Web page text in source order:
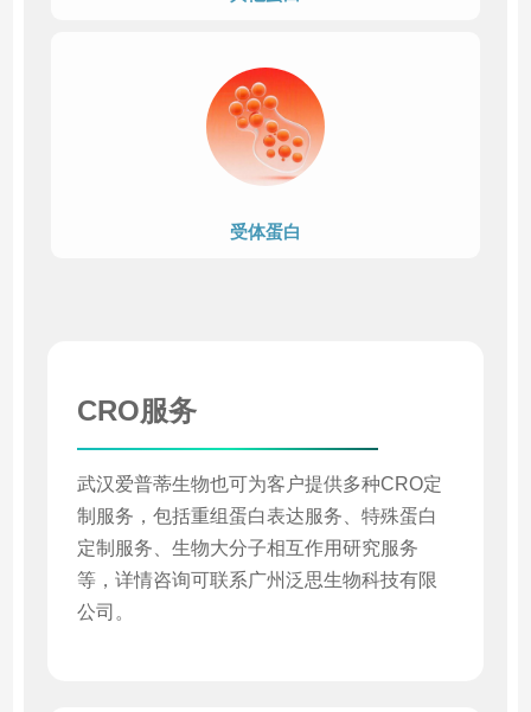
受体蛋白
CRO服务
武汉爱普蒂生物也可为客户提供多种CRO定
制服务，包括重组蛋白表达服务、特殊蛋白
定制服务、生物大分子相互作用研究服务
等，详情咨询可联系广州泛思生物科技有限
公司。